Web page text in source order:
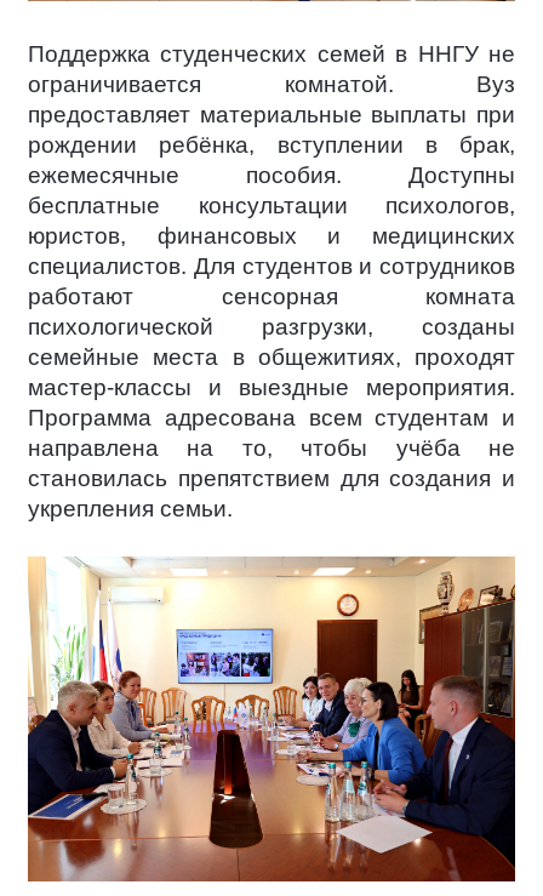
Поддержка студенческих семей в ННГУ не
ограничивается комнатой. Вуз
предоставляет материальные выплаты при
рождении ребёнка, вступлении в брак,
ежемесячные пособия. Доступны
бесплатные консультации психологов,
юристов, финансовых и медицинских
специалистов. Для студентов и сотрудников
работают сенсорная комната
психологической разгрузки, созданы
семейные места в общежитиях, проходят
мастер-классы и выездные мероприятия.
Программа адресована всем студентам и
направлена на то, чтобы учёба не
становилась препятствием для создания и
укрепления семьи.